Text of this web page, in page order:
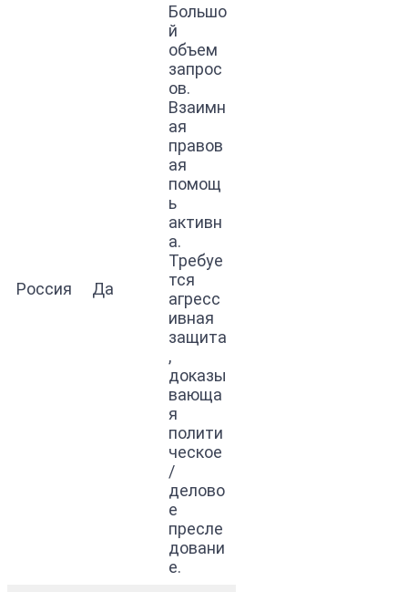
Россия Да
Большо
й
объем
запрос
ов.
Взаимн
ая
правов
ая
помощ
ь
активн
а.
Требуе
тся
агресс
ивная
защита
,
доказы
вающа
я
полити
ческое
/
делово
е
пресле
довани
е.